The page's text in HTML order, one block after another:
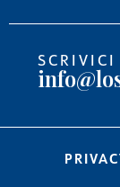
SCRIVICI